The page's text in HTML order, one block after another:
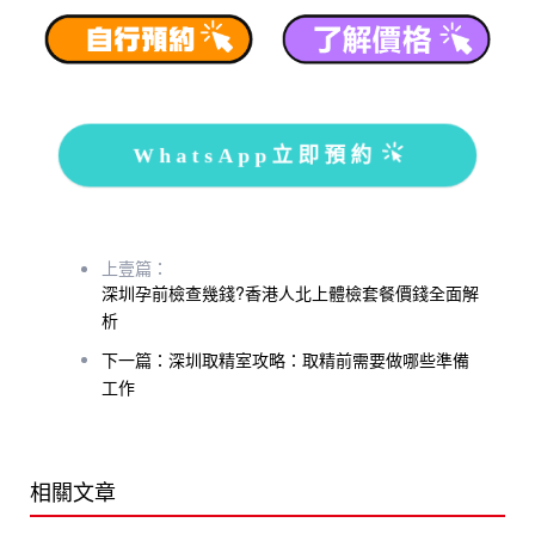
WhatsApp立即預約
上壹篇：
深圳孕前檢查幾錢?香港人北上體檢套餐價錢全面解
析
下一篇：深圳取精室攻略：取精前需要做哪些準備
工作
相關文章